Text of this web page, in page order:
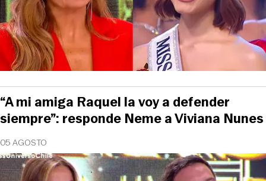
05 AGOSTO
“A mi amiga Raquel la voy a defender
siempre”: responde Neme a Viviana Nunes